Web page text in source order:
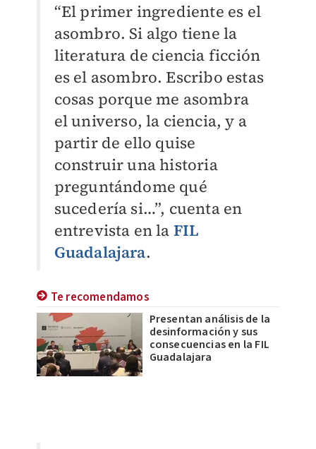
“El primer ingrediente es el
asombro. Si algo tiene la
literatura de ciencia ficción
es el asombro. Escribo estas
cosas porque me asombra
el universo, la ciencia, y a
partir de ello quise
construir una historia
preguntándome qué
sucedería si…”, cuenta en
entrevista en la FIL
Guadalajara.
Te recomendamos
Presentan análisis de la
desinformación y sus
consecuencias en la FIL
Guadalajara